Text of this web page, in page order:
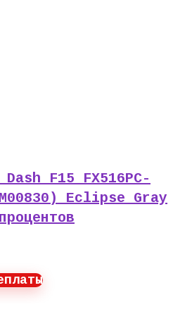
Dash F15 FX516PC-
M00830) Eclipse Gray